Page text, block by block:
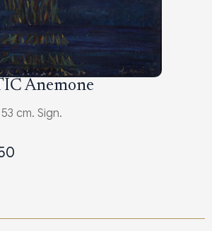
Anemone
cm. Sign.